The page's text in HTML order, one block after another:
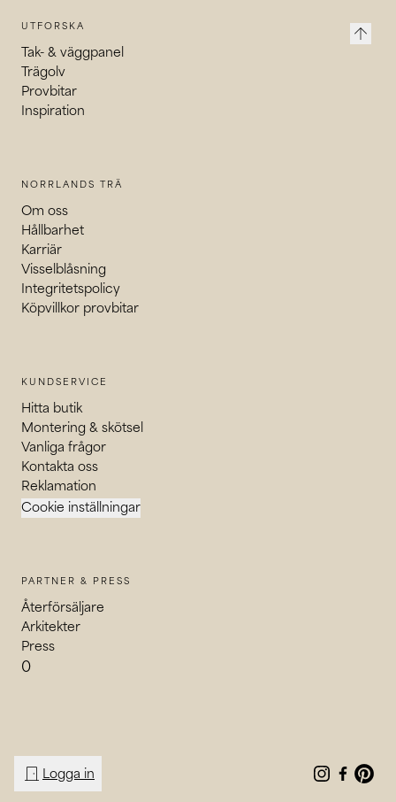
arrow_upward
UTFORSKA
Tak- & väggpanel
Trägolv
Provbitar
Inspiration
NORRLANDS TRÄ
Om oss
Hållbarhet
Karriär
Visselblåsning
Integritetspolicy
Köpvillkor provbitar
KUNDSERVICE
Hitta butik
Montering & skötsel
Vanliga frågor
Kontakta oss
Reklamation
Cookie inställningar
PARTNER & PRESS
Återförsäljare
Arkitekter
Press
0
Logga in
door_front